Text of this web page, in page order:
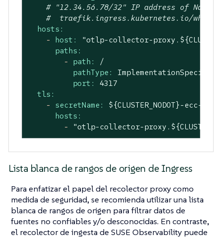
# "12.34.56.78/32" IP address of
#  traefik.ingress.kubernetes.io/
hosts:
-
host:
"otlp-collector-
paths:
-
path:
/
pathType:
ImplementationSpecific
port:
4317
tls:
-
secretName:
${CLUSTER_NODOT}-ecc-tls
hosts:
-
"otlp-collector-
Lista blanca de rangos de origen de Ingress
Para enfatizar el papel del recolector proxy como
medida de seguridad, se recomienda utilizar una lista
blanca de rangos de origen para filtrar datos de
fuentes no confiables y/o desconocidas. En contraste,
el recolector de ingesta de SUSE Observability puede